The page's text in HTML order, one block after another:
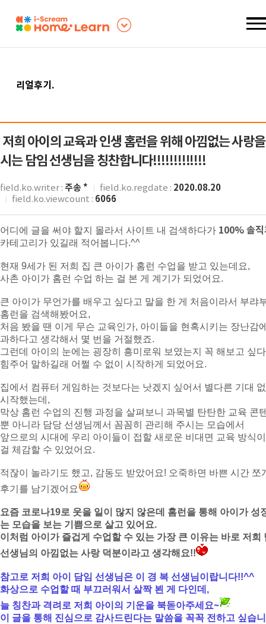
리얼후기 .
저희 아이의 교육과 인생 홈런을 위해 아낌없는 사랑
시는 담임 선생님을 칭찬합니다!!!!!!!!!!!!!
field.ko.writer : 주송 * field.ko.regdate : 2020.08.20
field.ko.viewcount : 6066
어디에 글을 써야 할지 몰라서 사이트 내 검색하다가 100% 솔
카테고리가 있길래 적어봅니다.^^
현재 9세가 된 저희 집 큰 아이가 홈런 수업을 받고 있는데요,
사촌 아이가 홈런 수업 하는 걸 본 게 계기가 되었어요.
큰 아이가 무언가를 배우고 싶다고 말을 한 게 처음이라서 부랴
홈런을 검색해봤어요,
처음 봤을 땐 이게 무슨 교육인가, 아이들을 현혹시키는 장난감
과하다고 생각해서 몇 번을 거절했죠.
그런데 아이의 눈에는 굉장히 흥미로워 보였는지 꼭 해보고 싶
힘주어 말하길래 어쩔 수 없이 시작하게 되었어요.
집에서 컴퓨터 게임하는 것보다는 낫겠지 싶어서 별다른 기대
시작했는데 ,
막상 홈런 수업의 진행 과정을 살펴보니 과목별 탄탄한 교육 콘
뿐 아니라 담당 선생님께서 꼼꼼히 관리해 주시는 모습에서
앞으로의 시대에 우리 아이들이 접할 새로운 비대면 교육 방식
걸 체감할 수 있었어요.
적잖이 놀라기도 했고, 감동도 받았어요! 오죽하면 바쁜 시간 쪼
후기를 남기겠어요
요즘 코로나19로 웃을 일이 많지 않은데 홈런을 통해 아이가 성
는 모습을 보는 기쁨으로 살고 있어요.
이처럼 아이가 즐겁게 수업할 수 있는 가장 큰 이유는 바로 저희
선생님의 아낌없는 사랑 덕분이라고 생각해요!!
참고로 저희 아이 담임 선생님은 이 경 복 선생님이랍니다!!^^
화상으로 수업할 때 부끄러워서 살짝 뵌 게 다인데 ,
늘 칭찬과 격려로 저희 아이의 기운을 북돋아주세요~
이 글을 통해 진심으로 감사드린다는 말씀을 꼭꼭 전하고 싶습